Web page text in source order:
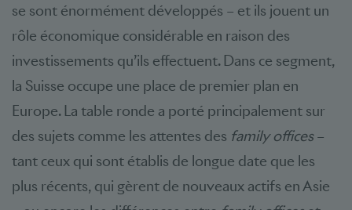
se sont énormément développés – et ils jouent un
rôle économique considérable en raison des
investissements qu’ils effectuent. Dans ce segment,
la Suisse occupe une place de premier plan en
Europe. La table ronde a porté principalement sur
des sujets comme les attentes des family offices–
tant ceux qui sont établis de longue date que les
plus récents, qui gèrent de nouveaux actifs en Asie